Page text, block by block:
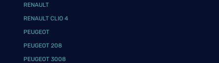
RENAULT
RENAULT CLIO 4
PEUGEOT
PEUGEOT 208
PEUGEOT 3008